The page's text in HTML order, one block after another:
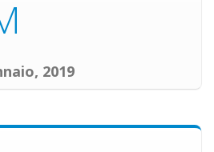
2019